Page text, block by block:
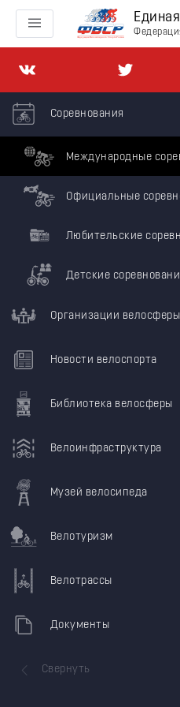
Соревнования
Международные
Официальные
Любительские
Детские
Организации велосферы
Новости велоспорта
Библиотека велосферы
Велоинфраструктура
Музей велосипеда
Велотуризм
Велотрассы
Документы
Свернуть